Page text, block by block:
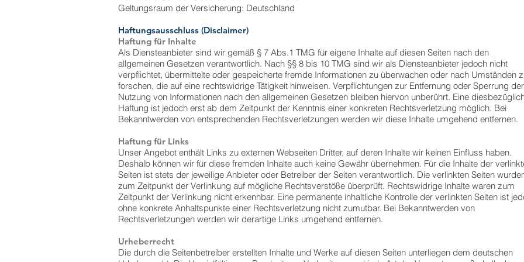
Geltungsraum der Versicherung: Deutschland
Haftungsausschluss (Disclaimer)
Haftung für Inhalte
Als Diensteanbieter sind wir gemäß § 7 Abs.1 TMG für eigene Inhalte auf diesen Seiten nach den
allgemeinen Gesetzen verantwortlich. Nach §§ 8 bis 10 TMG sind wir als Diensteanbieter jedoch nicht
verpflichtet, übermittelte oder gespeicherte fremde Informationen zu überwachen oder nach Umständen
forschen, die auf eine rechtswidrige Tätigkeit hinweisen. Verpflichtungen zur Entfernung oder Sperrung der
Nutzung von Informationen nach den allgemeinen Gesetzen bleiben hiervon unberührt. Eine
Haftung ist jedoch erst ab dem Zeitpunkt der Kenntnis einer konkreten Rechtsverletzung möglich. Bei
Bekanntwerden von entsprechenden Rechtsverletzungen werden wir diese Inhalte umgehend entfernen.
Haftung für Links
Unser Angebot enthält Links zu externen Webseiten Dritter, auf deren Inhalte wir keinen Einfluss haben.
Deshalb können wir für diese fremden Inhalte auch keine Gewähr übernehmen. Für die Inhalte der
Seiten ist stets der jeweilige Anbieter oder Betreiber der Seiten verantwortlich. Die verlinkten Seiten
zum Zeitpunkt der Verlinkung auf mögliche Rechtsverstöße überprüft. Rechtswidrige Inhalte waren zum
Zeitpunkt der Verlinkung nicht erkennbar. Eine permanente inhaltliche Kontrolle der verlinkten Seiten ist
ohne konkrete Anhaltspunkte einer Rechtsverletzung nicht zumutbar. Bei Bekanntwerden von
Rechtsverletzungen werden wir derartige Links umgehend entfernen.
Urheberrecht
Die durch die Seitenbetreiber erstellten Inhalte und Werke auf diesen Seiten unterliegen dem deutschen